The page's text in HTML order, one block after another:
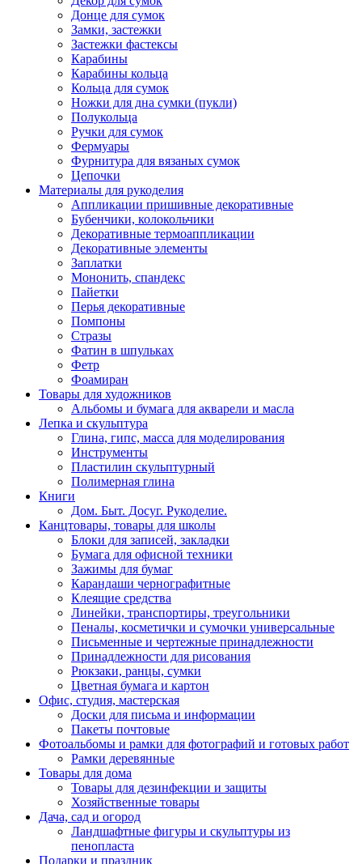
Донце для сумок
Замки, застежки
Застежки фастексы
Карабины
Карабины кольца
Кольца для сумок
Ножки для дна сумки (пукли)
Полукольца
Ручки для сумок
Фермуары
Фурнитура для вязаных сумок
Цепочки
Материалы для рукоделия
Аппликации пришивные декоративные
Бубенчики, колокольчики
Декоративные термоаппликации
Декоративные элементы
Заплатки
Мононить, спандекс
Пайетки
Перья декоративные
Помпоны
Стразы
Фатин в шпульках
Фетр
Фоамиран
Товары для художников
Альбомы и бумага для акварели и масла
Лепка и скульптура
Глина, гипс, масса для моделирования
Инструменты
Пластилин скульптурный
Полимерная глина
Книги
Дом. Быт. Досуг. Рукоделие.
Канцтовары, товары для школы
Блоки для записей, закладки
Бумага для офисной техники
Зажимы для бумаг
Карандаши чернографитные
Клеящие средства
Линейки, транспортиры, треугольники
Пеналы, косметички и сумочки универсальные
Письменные и чертежные принадлежности
Принадлежности для рисования
Рюкзаки, ранцы, сумки
Цветная бумага и картон
Офис, студия, мастерская
Доски для письма и информации
Пакеты почтовые
Фотоальбомы и рамки для фотографий и готовых работ
Рамки деревянные
Товары для дома
Товары для дезинфекции и защиты
Хозяйственные товары
Дача, сад и огород
Ландшафтные фигуры и скульптуры из
пенопласта
Подарки и праздник